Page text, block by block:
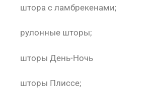
штора с ламбрекенами;
рулонные шторы;
шторы День-Ночь
шторы Плиссе;